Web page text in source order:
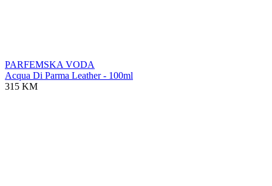
PARFEMSKA VODA
Acqua Di Parma Leather - 100ml
315 KM